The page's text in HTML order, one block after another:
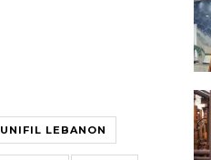
UNIFIL LEBANON